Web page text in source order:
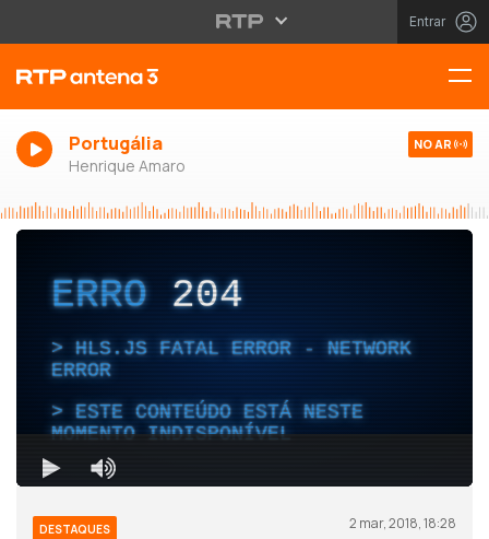
Entrar
Portugália
Henrique Amaro
NO AR
DESTAQUES 2 mar, 2018, 18:28